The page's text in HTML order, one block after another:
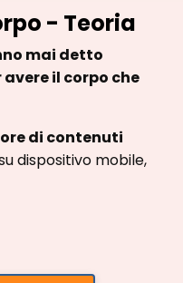
- Teoria
mai detto
il corpo che
ore di contenuti
dispositivo mobile,